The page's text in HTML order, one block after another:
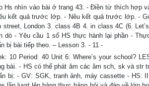
Hs nhìn vào bài ở trang 43. - Điền từ thích hợp
kết quả trước lớp. - Nêu kết quả trước lớp. -
street, London 3. class 4B 4. in class 4C (6.
dò - Yêu cầu 1 số HS thực hành lại phần -
bị bài tiếp theo. – Lesson 3. - 11 -
10 Period: 40 Unit 6: Where’s your school?
bài. - HS có thể phát âm các âm sch, sk và str
bị: - GV: SGK, tranh ảnh, máy cassette - HS: